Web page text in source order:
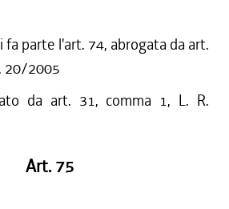
fa parte l'art. 74, abrogata da art.
20/2005
da art. 31, comma 1, L. R.
Art. 75